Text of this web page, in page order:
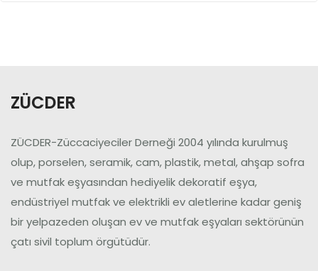
ZÜCDER
ZÜCDER-Züccaciyeciler Derneği 2004 yılında kurulmuş
olup, porselen, seramik, cam, plastik, metal, ahşap sofra
ve mutfak eşyasından hediyelik dekoratif eşya,
endüstriyel mutfak ve elektrikli ev aletlerine kadar geniş
bir yelpazeden oluşan ev ve mutfak eşyaları sektörünün
çatı sivil toplum örgütüdür.